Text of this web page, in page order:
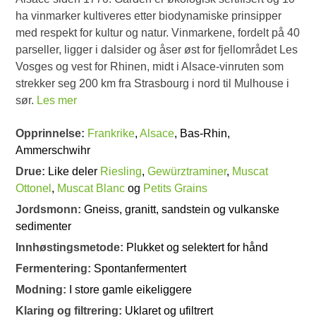
ha vinmarker kultiveres etter biodynamiske prinsipper
med respekt for kultur og natur. Vinmarkene, fordelt på 40
parseller, ligger i dalsider og åser øst for fjellområdet Les
Vosges og vest for Rhinen, midt i Alsace-vinruten som
strekker seg 200 km fra Strasbourg i nord til Mulhouse i
sør. Les mer
Opprinnelse: Frankrike,Alsace, Bas-Rhin,
Ammerschwihr
Drue: Like deler Riesling,Gewürztraminer, Muscat
Ottonel , Muscat Blanc og Petits Grains
Jordsmonn:Gneiss, granitt, sandstein og vulkanske
sedimenter
Innhøstingsmetode: Plukket og selektert for hånd
Fermentering: Spontanfermentert
Modning:
I store gamle eikeliggere
Klaring og filtrering: Uklaret og ufiltrert